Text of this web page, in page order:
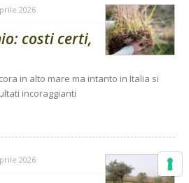
2026
costi certi,
in alto mare ma intanto in Italia si
incoraggianti
2026